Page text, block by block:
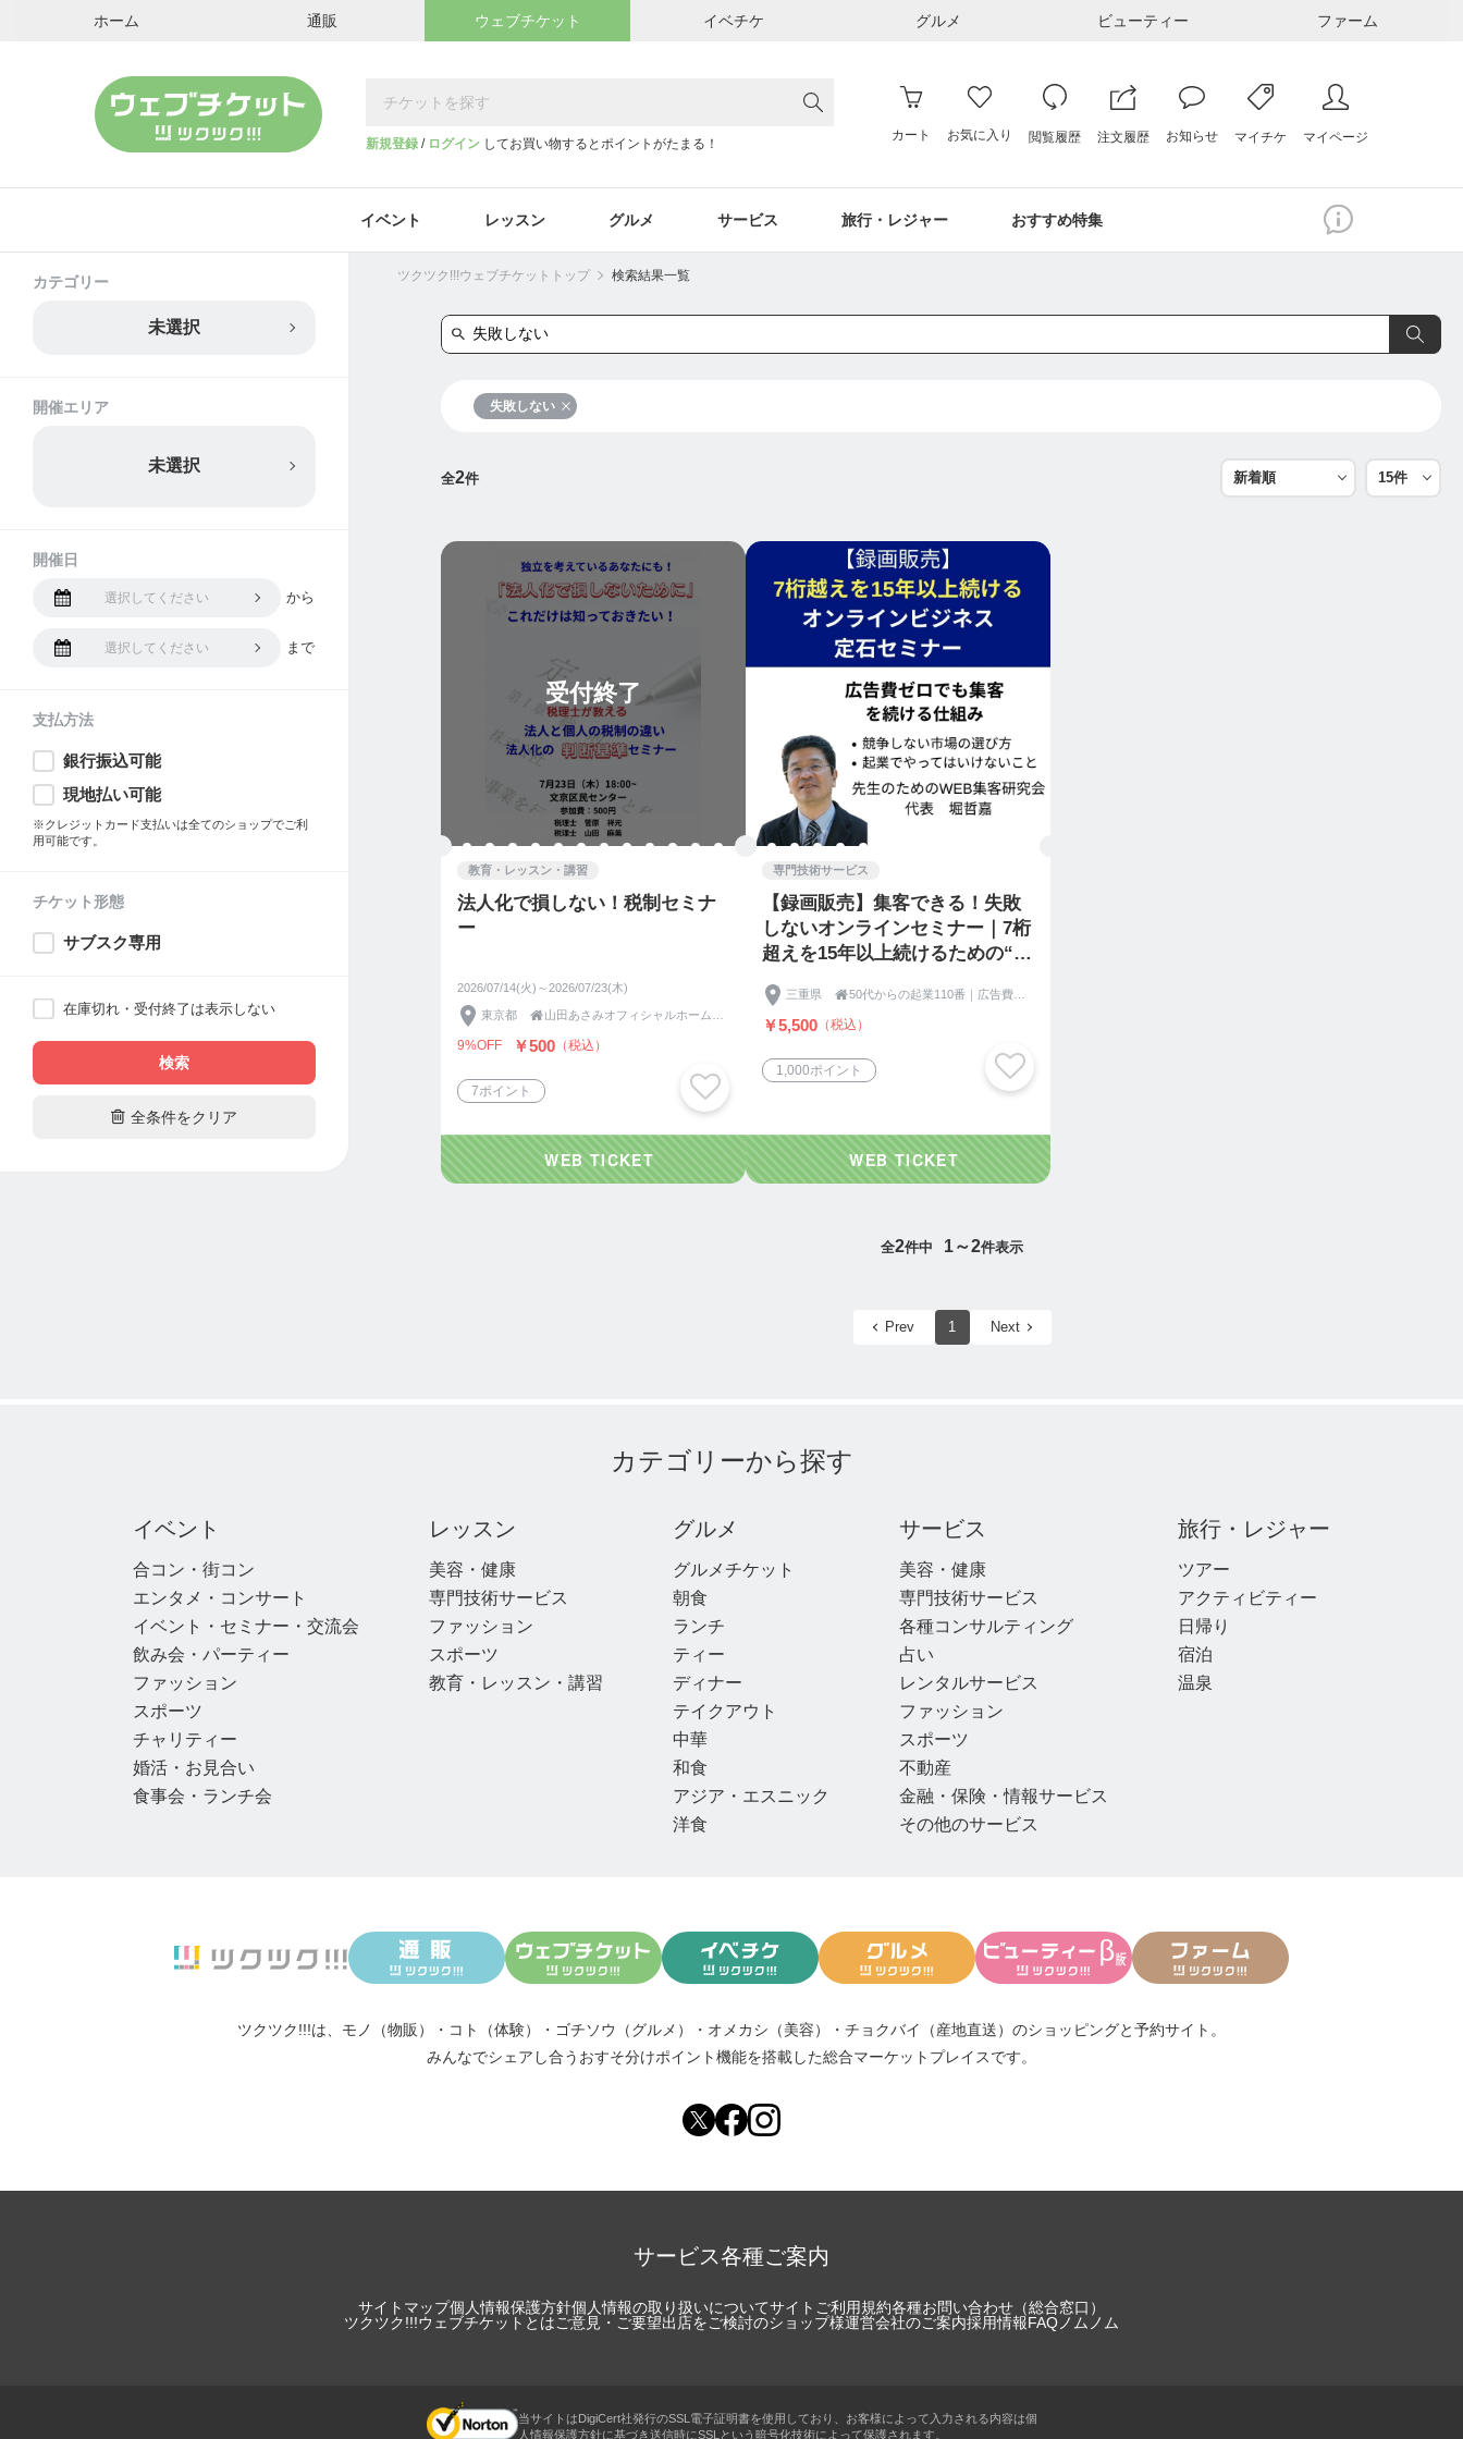
ホーム 通販 ウェブチケット イベチケ グルメ ビューティー ファーム
新規登録 / ログイン してお買い物するとポイントがたまる！
カート お気に入り 閲覧履歴 注文履歴 お知らせ マイチケ マイページ
イベント レッスン グルメ サービス 旅行・レジャー おすすめ特集
ツクツク!!!ウェブチケットトップ 検索結果一覧
失敗しない
全2件
受付終了
教育・レッスン・講習
法人化で損しない！税制セミナ
ー
2026/07/14(火)～2026/07/23(木)
東京都 
9%OFF ￥500 （税込）
7ポイント
専門技術サービス
【録画販売】集客できる！失敗
しないオンラインセミナー｜7桁
超えを15年以上続けるための“定
三重県 
￥5,500 （税込）
1,000ポイント
全2件中 1～2件表示
Prev 1 Next
カテゴリー
未選択
開催エリア
未選択
開催日
選択してください から
選択してください まで
支払方法
銀行振込可能
現地払い可能
※クレジットカード支払いは全てのショップでご利
用可能です。
チケット形態
サブスク専用
在庫切れ・受付終了は表示しない
検索
 全条件をクリア
カテゴリーから探す
イベント
合コン・街コン
エンタメ・コンサート
イベント・セミナー・交流会
飲み会・パーティー
ファッション
スポーツ
チャリティー
婚活・お見合い
食事会・ランチ会
レッスン
美容・健康
専門技術サービス
ファッション
スポーツ
教育・レッスン・講習
グルメ
グルメチケット
朝食
ランチ
ティー
ディナー
テイクアウト
中華
和食
アジア・エスニック
洋食
サービス
美容・健康
専門技術サービス
各種コンサルティング
占い
レンタルサービス
ファッション
スポーツ
不動産
金融・保険・情報サービス
その他のサービス
旅行・レジャー
ツアー
アクティビティー
日帰り
宿泊
温泉
ツクツク!!!は、 モノ（物販） ・ コト（体験） ・ ゴチソウ（グルメ） ・ オメカシ（美容） ・ チョクバイ（産地直送） のショッピングと予約サイト。
みんなでシェアし合う おすそ分けポイント機能を搭載した総合マーケットプレイスです。
サービス各種ご案内
サイトマップ個人情報保護方針個人情報の取り扱いについてサイトご利用規約各種お問い合わせ（総合窓口）
ツクツク!!!ウェブチケットとはご意見・ご要望出店をご検討のショップ様運営会社のご案内採用情報FAQ ノムノム
当サイトはDigiCert社発行のSSL電子証明書を使用しており、お客様によって入力される内容は個
人情報保護方針に基づき送信時にSSLという暗号化技術によって保護されます。